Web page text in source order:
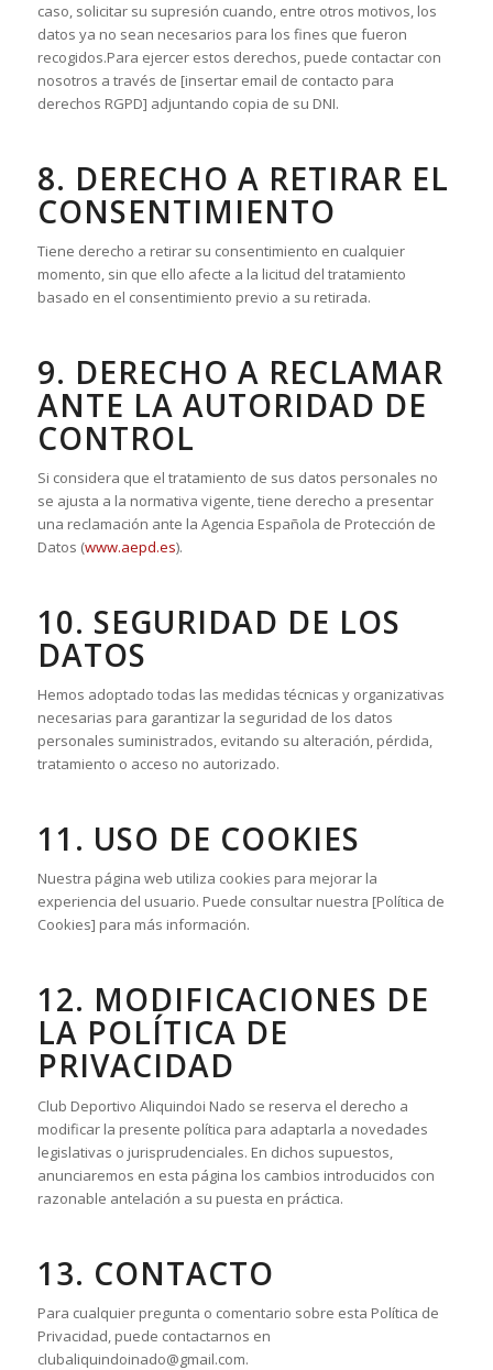
caso, solicitar su supresión cuando, entre otros motivos, los
datos ya no sean necesarios para los fines que fueron
recogidos.Para ejercer estos derechos, puede contactar con
nosotros a través de [insertar email de contacto para
derechos RGPD] adjuntando copia de su DNI.
8. DERECHO A RETIRAR EL
CONSENTIMIENTO
Tiene derecho a retirar su consentimiento en cualquier
momento, sin que ello afecte a la licitud del tratamiento
basado en el consentimiento previo a su retirada.
9. DERECHO A RECLAMAR
ANTE LA AUTORIDAD DE
CONTROL
Si considera que el tratamiento de sus datos personales no
se ajusta a la normativa vigente, tiene derecho a presentar
una reclamación ante la Agencia Española de Protección de
Datos (www.aepd.es).
10. SEGURIDAD DE LOS
DATOS
Hemos adoptado todas las medidas técnicas y organizativas
necesarias para garantizar la seguridad de los datos
personales suministrados, evitando su alteración, pérdida,
tratamiento o acceso no autorizado.
11. USO DE COOKIES
Nuestra página web utiliza cookies para mejorar la
experiencia del usuario. Puede consultar nuestra [Política de
Cookies] para más información.
12. MODIFICACIONES DE
LA POLÍTICA DE
PRIVACIDAD
Club Deportivo Aliquindoi Nado se reserva el derecho a
modificar la presente política para adaptarla a novedades
legislativas o jurisprudenciales. En dichos supuestos,
anunciaremos en esta página los cambios introducidos con
razonable antelación a su puesta en práctica.
13. CONTACTO
Para cualquier pregunta o comentario sobre esta Política de
Privacidad, puede contactarnos en
clubaliquindoinado@gmail.com.